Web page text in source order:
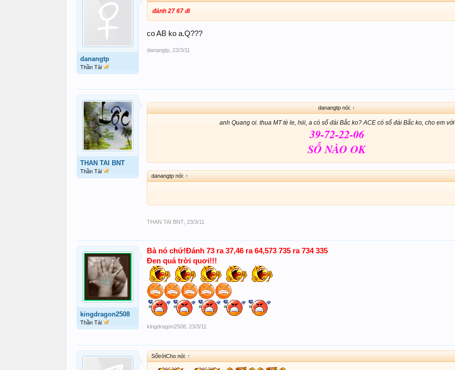
danangtp
Thần Tài
đánh 27 67 đi
co AB ko a.Q???
danangtp 23/3/11
THAN TAI BNT
Thần Tài
danangtp nói: ↑
anh Quang oi. thua MT tè le, hiii, a có số đài Bắc ko? ACE có số đài Bắc ko, cho em với
39-72-22-06
SỐ NÀO OK
danangtp nói: ↑
THAN TAI BNT 23/3/11
kingdragon2508
Thần Tài
Bà nó chứ!Đánh 73 ra 37,46 ra 64,573 735 ra 734 335
Đen quá trời quơi!!!
kingdragon2508 23/3/11
SốtrờiCho nói: ↑